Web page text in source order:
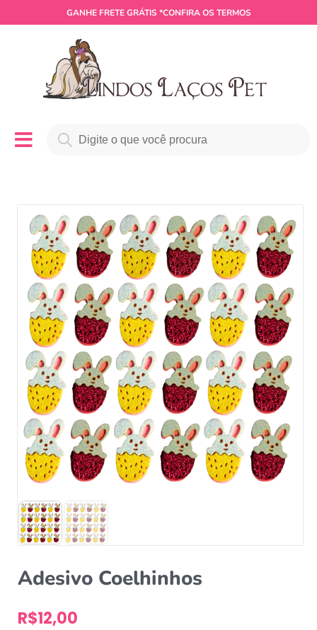
GANHE FRETE GRÁTIS *CONFIRA OS TERMOS
Adesivo Coelhinhos
R$12,00